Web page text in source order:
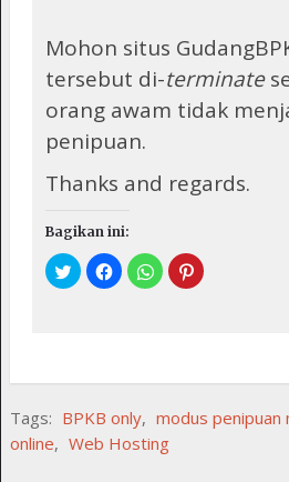
Mohon situs
tersebut di-terminate
orang awam tidak
penipuan.
Thanks and regards.
Bagikan ini:
Tags: BPKB only, modus penipuan
online, Web Hosting